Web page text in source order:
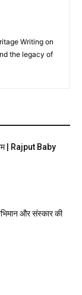
Writing on
the legacy of
| Rajput Baby
और संस्कार की